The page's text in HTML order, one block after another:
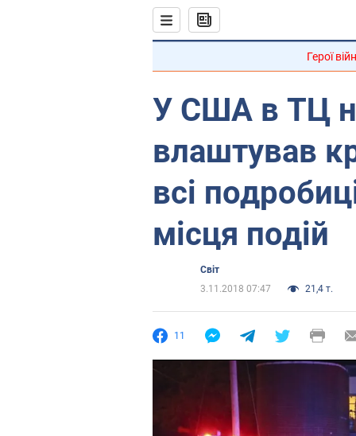
Герої
У США в ТЦ
влаштував
всі
місця подій
Світ
3.11.2018 07:47
21,4 т.
11